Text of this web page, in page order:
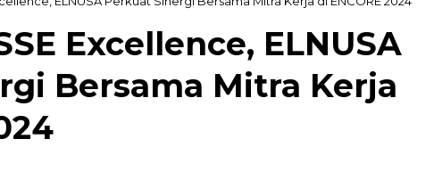
Excellence, ELNUSA
Bersama Mitra Kerja